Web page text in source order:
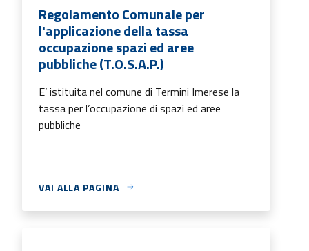
Regolamento Comunale per
l'applicazione della tassa
occupazione spazi ed aree
pubbliche (T.O.S.A.P.)
E’ istituita nel comune di Termini Imerese la
tassa per l’occupazione di spazi ed aree
pubbliche
VAI ALLA PAGINA